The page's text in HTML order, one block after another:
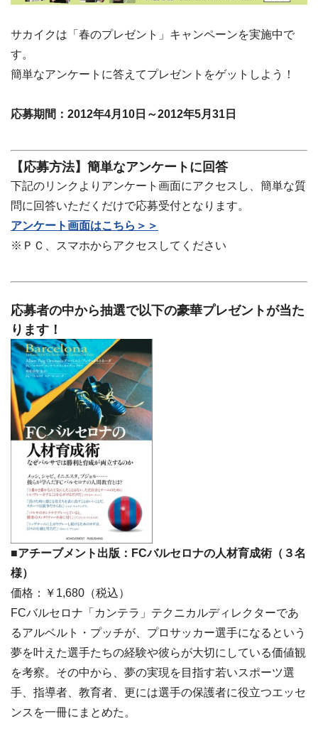
サカイクは「春のプレゼント」キャンペーンを実施中で
す。
簡単なアンケートに答えてプレゼントをゲットしよう！
応募期間：2012年4月10日～2012年5月31日
【応募方法】簡単なアンケートに回答
下記のリンクよりアンケート画面にアクセスし、簡単な質
問に回答いただくだけで応募受付となります。
アンケート画面はこちら＞＞
※ＰＣ、スマホからアクセスしてください
応募者の中から抽選で以下の豪華プレゼントが当た
ります！
■アチーブメント出版：FCバルセロナの人材育成術（３名
様）
価格：￥1,680（税込）
FCバルセロナ「カンテラ」テクニカルディレクターであ
るアルベルト・プッチが、プロサッカー選手になるという
夢を叶えた選手たちの経験や彼らが大切にしている価値観
を考察。その中から、夢の実現を目指す若いスポーツ選
手、指導者、教育者、更には選手の保護者に役立つエッセ
ンスを一冊にまとめた。